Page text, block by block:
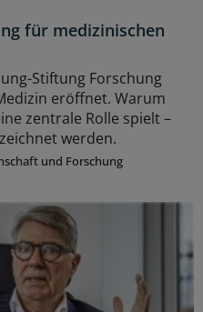
für medizinischen
Stiftung Forschung
eröffnet. Warum
zentrale Rolle spielt –
werden.
und Forschung